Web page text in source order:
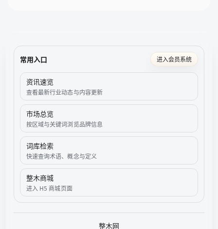
常用入口 进入会员系统
资讯速览
查看最新行业动态与内容更新
市场总览
按区域与关键词浏览品牌信息
词库检索
快速查询术语、概念与定义
整木商城
进入 H5 商城页面
整木网